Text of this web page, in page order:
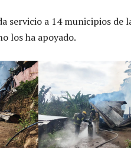
servicio a 14 municipios de
los ha apoyado.